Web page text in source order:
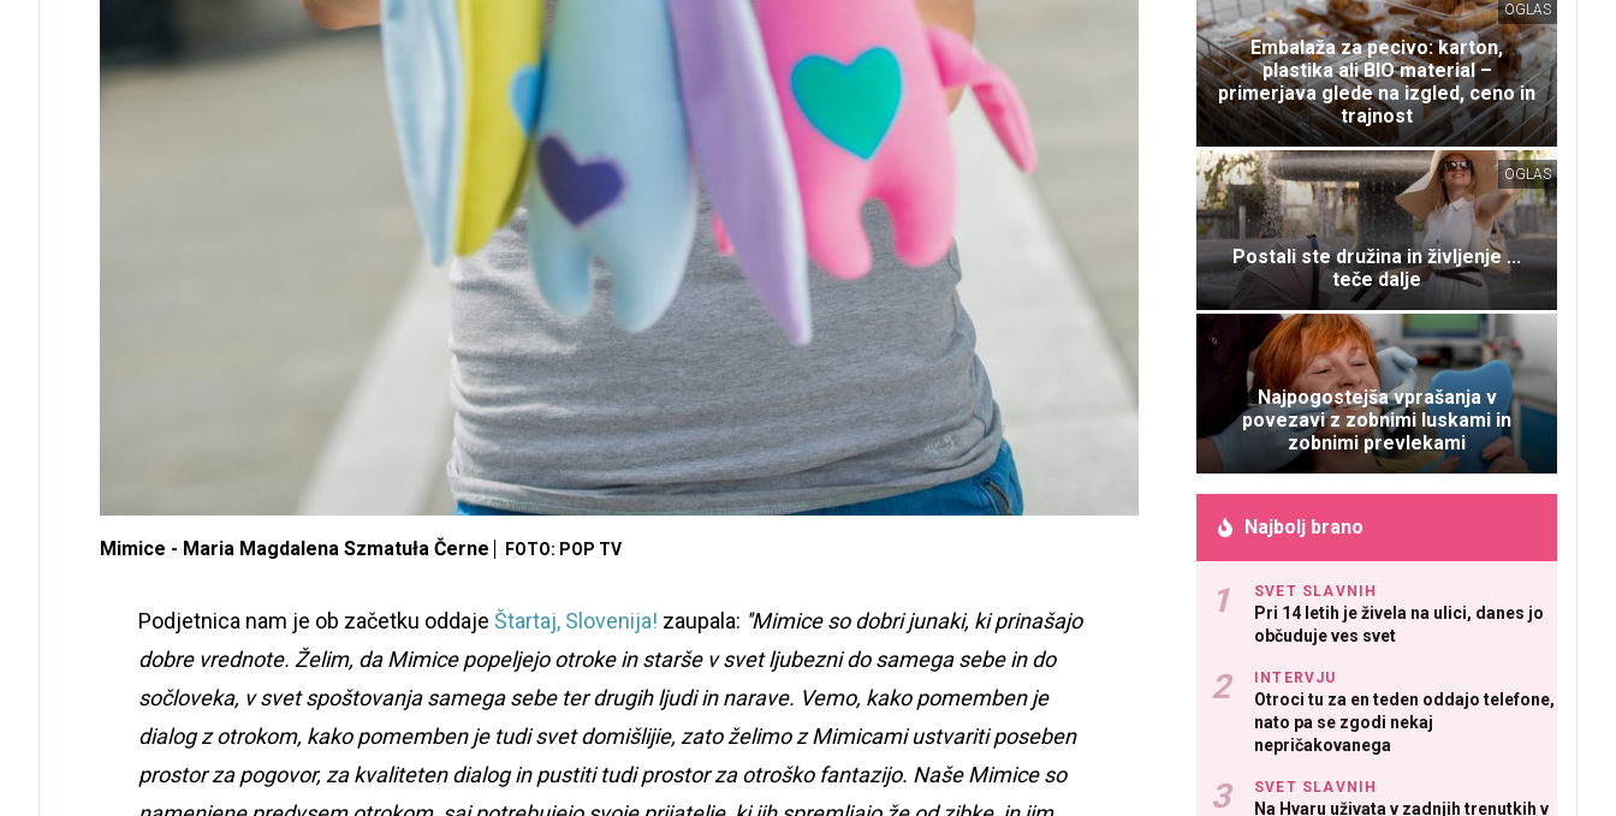
Mimice - Maria Magdalena Szmatuła Černe FOTO: POP TV
Podjetnica nam je ob začetku oddaje Štartaj, Slovenija! zaupala: ''Mimice so dobri junaki, ki prinašajo
dobre vrednote. Želim, da Mimice popeljejo otroke in starše v svet ljubezni do samega sebe in do
sočloveka, v svet spoštovanja samega sebe ter drugih ljudi in narave. Vemo, kako pomemben je
dialog z otrokom, kako pomemben je tudi svet domišlijie, zato želimo z Mimicami ustvariti poseben
prostor za pogovor, za kvaliteten dialog in pustiti tudi prostor za otroško fantazijo. Naše Mimice so
OGLAS
Embalaža za pecivo: karton,
plastika ali BIO material –
primerjava glede na izgled, ceno in
trajnost
OGLAS
Postali ste družina in življenje ...
teče dalje
Najpogostejša vprašanja v
povezavi z zobnimi luskami in
zobnimi prevlekami
Najbolj brano
SVET SLAVNIH
Pri 14 letih je živela na ulici, danes jo
občuduje ves svet
INTERVJU
Otroci tu za en teden oddajo telefone,
nato pa se zgodi nekaj
nepričakovanega
SVET SLAVNIH
Na Hvaru uživata v zadnjih trenutkih v